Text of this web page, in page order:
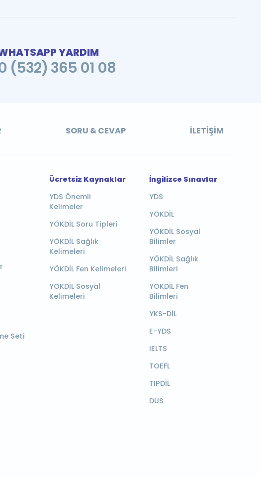
YARDIM
(532) 365 01 08
SORU & CEVAP İLETIŞIM
Seti
Ücretsiz Kaynaklar
YDS Önemli
Kelimeler
YÖKDİL Soru Tipleri
YÖKDİL Sağlık
Kelimeleri
YÖKDİL Fen Kelimeleri
YÖKDİL Sosyal
Kelimeleri
İngilizce Sınavlar
YDS
YÖKDİL
YÖKDİL Sosyal
Bilimler
YÖKDİL Sağlık
Bilimleri
YÖKDİL Fen
Bilimleri
YKS-DİL
E-YDS
IELTS
TOEFL
TIPDİL
DUS